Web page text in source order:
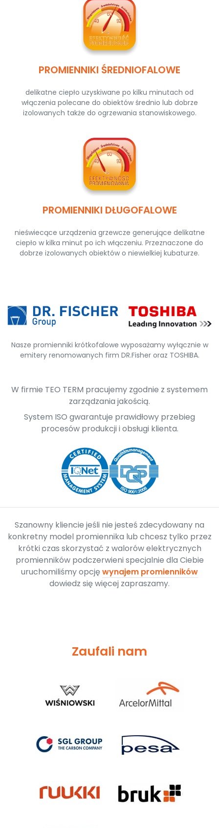
PROMIENNIKI ŚREDNIOFALOWE
delikatne ciepło uzyskiwane po kilku minutach od
włączenia polecane do obiektów średnio lub dobrze
izolowanych także do ogrzewania stanowiskowego.
PROMIENNIKI DŁUGOFALOWE
nieświecące urządzenia grzewcze generujące delikatne
ciepło w kilka minut po ich włączeniu. Przeznaczone do
dobrze izolowanych obiektów o niewielkiej kubaturze.
Nasze promienniki krótkofalowe wyposażamy wyłącznie w
emitery renomowanych firm DR.Fisher oraz TOSHIBA.
W firmie TEO TERM pracujemy zgodnie z systemem
zarządzania jakością.
System ISO gwarantuje prawidłowy przebieg
procesów produkcji i obsługi klienta.
Szanowny kliencie jeśli nie jesteś zdecydowany na
konkretny model promiennika lub chcesz tylko przez
krótki czas skorzystać z walorów elektrycznych
promienników podczerwieni specjalnie dla Ciebie
uruchomiliśmy opcjęwynajem promienników
dowiedz się więcej zapraszamy.
Zaufali nam